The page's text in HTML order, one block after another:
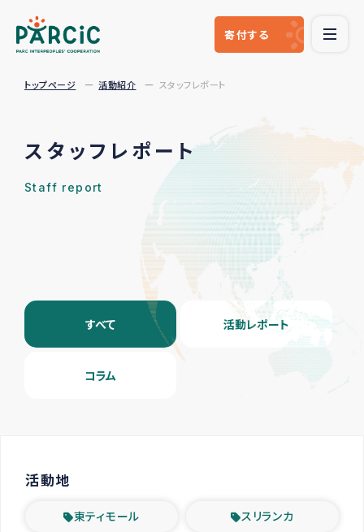
寄付する
トップページ 活動紹介 スタッフレポート
スタッフレポート
Staff report
すべて 活動レポート
コラム
活動地
東ティモール スリランカ